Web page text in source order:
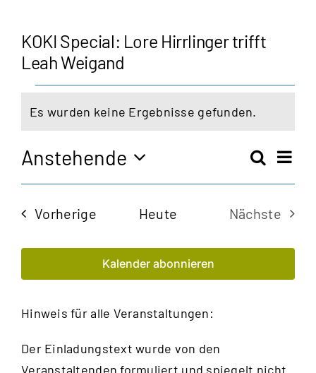
KOKI Special: Lore Hirrlinger trifft
Leah Weigand
Veranstaltungen
Hinweis
Es wurden keine Ergebnisse gefunden.
und
Suche
Anstehende
Datum
VorherigeVeranstaltungen
Heute
Nächste
Kalender abonnieren
Hinweis für alle Veranstaltungen:
Der Einladungstext wurde von den
Veranstaltenden formuliert und spiegelt nicht